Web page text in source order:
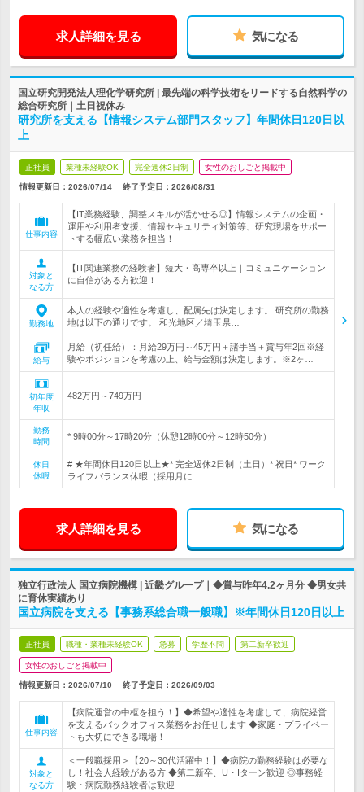
求人詳細を見る 気になる
国立研究開発法人理化学研究所 | 最先端の科学技術をリードする自然科学の
総合研究所｜土日祝休み
研究所を支える【情報システム部門スタッフ】年間休日120日以
上
正社員 業種未経験OK 完全週休2日制 女性のおしごと掲載中
情報更新日：2026/07/14 終了予定日： 2026/08/31
仕事内容
【IT業務経験、調整スキルが活かせる◎】情報システムの企画・
運用や利用者支援、情報セキュリティ対策等、研究現場をサポー
トする幅広い業務を担当！
対象と
なる方
【IT関連業務の経験者】短大・高専卒以上｜コミュニケーション
に自信がある方歓迎！
勤務地
本人の経験や適性を考慮し、配属先は決定します。 研究所の勤務
地は以下の通りです。 和光地区／埼玉県…
給与
月給（初任給）：月給29万円～45万円＋諸手当＋賞与年2回※経
験やポジションを考慮の上、給与金額は決定します。※2ヶ…
初年度
年収
482万円～749万円
勤務
時間
* 9時00分～17時20分（休憩12時00分～12時50分）
休日
休暇
# ★年間休日120日以上★* 完全週休2日制（土日）* 祝日* ワーク
ライフバランス休暇（採用月に…
求人詳細を見る 気になる
独立行政法人 国立病院機構 | 近畿グループ｜◆賞与昨年4.2ヶ月分 ◆男女共
に育休実績あり
国立病院を支える【事務系総合職一般職】※年間休日120日以上
正社員 職種・業種未経験OK 急募 学歴不問 第二新卒歓迎
女性のおしごと掲載中
情報更新日：2026/07/10 終了予定日： 2026/09/03
仕事内容
【病院運営の中枢を担う！】◆希望や適性を考慮して、病院経営
を支えるバックオフィス業務をお任せします ◆家庭・プライベー
トも大切にできる職場！
対象と
なる方
＜一般職採用＞【20～30代活躍中！】◆病院の勤務経験は必要な
し！社会人経験がある方 ◆第二新卒、U・Iターン歓迎 ◎事務経
験・病院勤務経験者は歓迎